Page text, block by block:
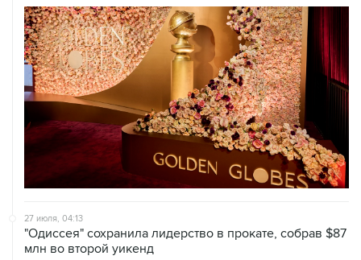
27 июля, 04:13
"Одиссея" сохранила лидерство в прокате, собрав $87
млн во второй уикенд